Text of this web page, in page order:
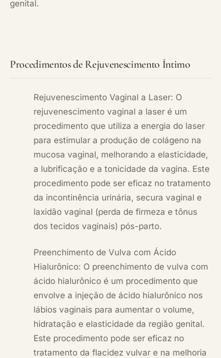
genital.
Procedimentos de Rejuvenescimento Íntimo
Rejuvenescimento Vaginal a Laser: O
rejuvenescimento vaginal a laser é um
procedimento que utiliza a energia do laser
para estimular a produção de colágeno na
mucosa vaginal, melhorando a elasticidade,
a lubrificação e a tonicidade da vagina. Este
procedimento pode ser eficaz no tratamento
da incontinência urinária, secura vaginal e
laxidão vaginal (perda de firmeza e tônus
dos tecidos vaginais) pós-parto.
Preenchimento de Vulva com Ácido
Hialurônico: O preenchimento de vulva com
ácido hialurônico é um procedimento que
envolve a injeção de ácido hialurônico nos
lábios vaginais para aumentar o volume,
hidratação e elasticidade da região genital.
Este procedimento pode ser eficaz no
tratamento da flacidez vulvar e na melhoria